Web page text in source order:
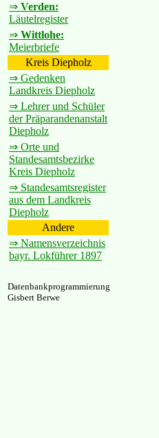
⇒ Verden:
Läutelregister
⇒ Wittlohe:
Meierbriefe
Kreis Diepholz
⇒ Gedenken
Landkreis Diepholz
⇒ Lehrer und Schüler
der Präparandenanstalt
Diepholz
⇒ Orte und
Standesamtsbezirke
Kreis Diepholz
⇒ Standesamtsregister
aus dem Landkreis
Diepholz
Andere
⇒ Namensverzeichnis
bayr. Lokführer 1897
Datenbankprogrammierung
Gisbert Berwe